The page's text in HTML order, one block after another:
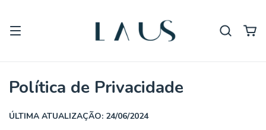
Política de Privacidade
ÚLTIMA ATUALIZAÇÃO: 24/06/2024